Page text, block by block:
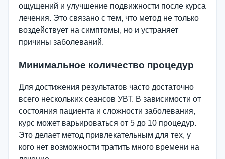
ощущений и улучшение подвижности после курса
лечения. Это связано с тем, что метод не только
воздействует на симптомы, но и устраняет
причины заболеваний.
Минимальное количество процедур
Для достижения результатов часто достаточно
всего нескольких сеансов УВТ. В зависимости от
состояния пациента и сложности заболевания,
курс может варьироваться от 5 до 10 процедур.
Это делает метод привлекательным для тех, у
кого нет возможности тратить много времени на